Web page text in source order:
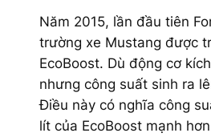
Năm 2015, lần đầu tiên
trường xe Mustang được
EcoBoost. Dù động cơ
nhưng công suất sinh ra
Điều này có nghĩa công
lít của EcoBoost mạnh